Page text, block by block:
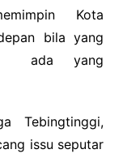
Kota
bila yang
ada yang
Tebingtinggi,
issu seputar